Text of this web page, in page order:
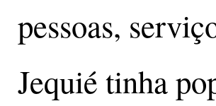
pessoas,
Jequié tinha